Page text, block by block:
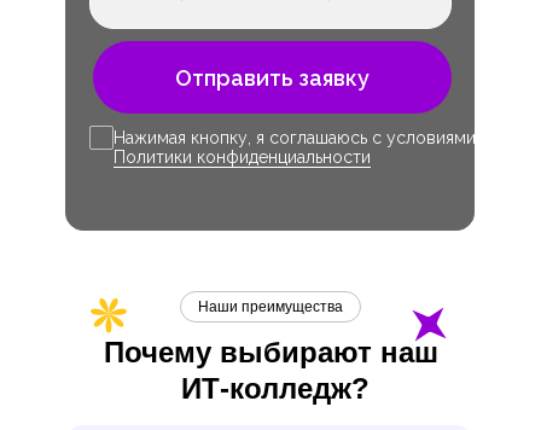
Отправить заявку
Нажимая кнопку, я соглашаюсь с условиями
Политики конфиденциальности
Почему выбирают наш
ИТ-колледж?
Наши преимущества